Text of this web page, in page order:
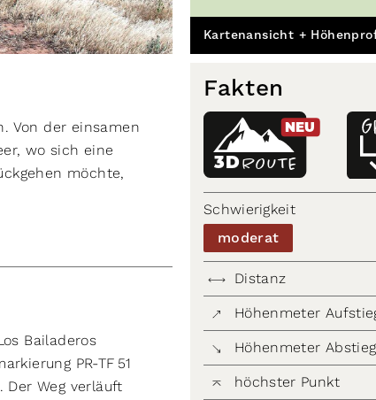
Kartenansicht +
Von der einsamen
wo sich eine
möchte,
Bailaderos
PR-TF 51
Der Weg verläuft
Fakten
ROUTE
3D
NEU
Schwierigkeit
moderat
Distanz
Höhenmeter
Höhenmeter Abstieg
höchster Punkt